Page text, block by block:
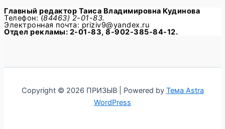
Главный редактор Таиса Владимировна Кудинова
Телефон: (84463) 2-01-83.
Электронная почта: priziv9@yandex.ru
Отдел рекламы: 2-01-83, 8-902-385-84-12.
Copyright © 2026 ПРИЗЫВ | Powered by Тема Astra
WordPress